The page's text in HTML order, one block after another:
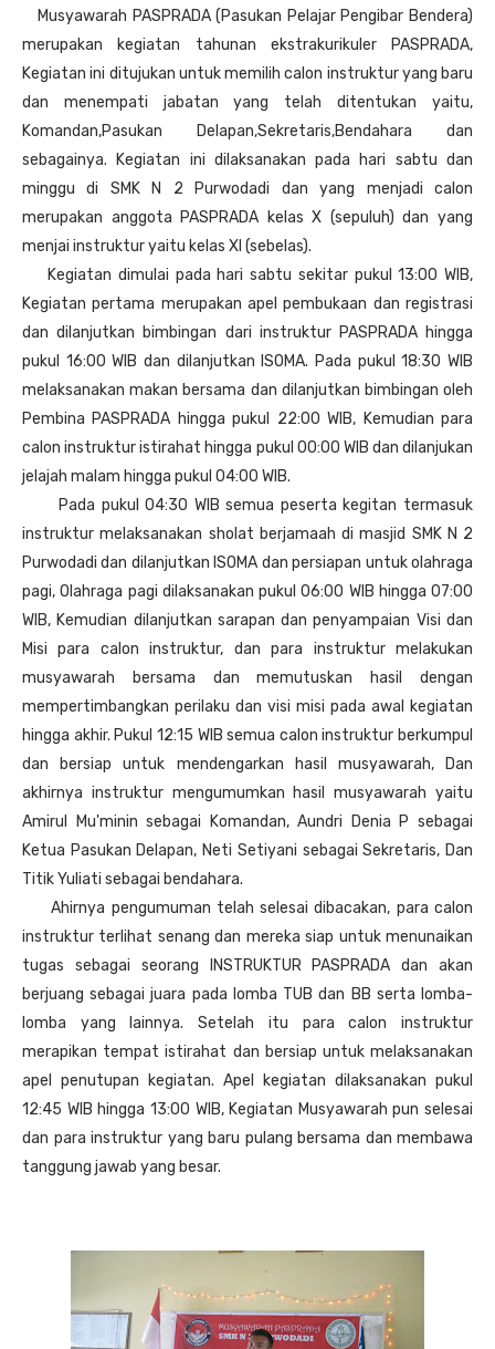
Musyawarah PASPRADA (Pasukan Pelajar Pengibar Bendera)
merupakan kegiatan tahunan ekstrakurikuler PASPRADA,
Kegiatan ini ditujukan untuk memilih calon instruktur yang baru
dan menempati jabatan yang telah ditentukan yaitu,
Komandan,Pasukan Delapan,Sekretaris,Bendahara dan
sebagainya. Kegiatan ini dilaksanakan pada hari sabtu dan
minggu di SMK N 2 Purwodadi dan yang menjadi calon
merupakan anggota PASPRADA kelas X (sepuluh) dan yang
menjai instruktur yaitu kelas XI (sebelas).
Kegiatan dimulai pada hari sabtu sekitar pukul 13:00 WIB,
Kegiatan pertama merupakan apel pembukaan dan registrasi
dan dilanjutkan bimbingan dari instruktur PASPRADA hingga
pukul 16:00 WIB dan dilanjutkan ISOMA. Pada pukul 18:30 WIB
melaksanakan makan bersama dan dilanjutkan bimbingan oleh
Pembina PASPRADA hingga pukul 22:00 WIB, Kemudian para
calon instruktur istirahat hingga pukul 00:00 WIB dan dilanjukan
jelajah malam hingga pukul 04:00 WIB.
Pada pukul 04:30 WIB semua peserta kegitan termasuk
instruktur melaksanakan sholat berjamaah di masjid SMK N 2
Purwodadi dan dilanjutkan ISOMA dan persiapan untuk olahraga
pagi, Olahraga pagi dilaksanakan pukul 06:00 WIB hingga 07:00
WIB, Kemudian dilanjutkan sarapan dan penyampaian Visi dan
Misi para calon instruktur, dan para instruktur melakukan
musyawarah bersama dan memutuskan hasil dengan
mempertimbangkan perilaku dan visi misi pada awal kegiatan
hingga akhir. Pukul 12:15 WIB semua calon instruktur berkumpul
dan bersiap untuk mendengarkan hasil musyawarah, Dan
akhirnya instruktur mengumumkan hasil musyawarah yaitu
Amirul Mu'minin sebagai Komandan, Aundri Denia P sebagai
Ketua Pasukan Delapan, Neti Setiyani sebagai Sekretaris, Dan
Titik Yuliati sebagai bendahara.
Ahirnya pengumuman telah selesai dibacakan, para calon
instruktur terlihat senang dan mereka siap untuk menunaikan
tugas sebagai seorang INSTRUKTUR PASPRADA dan akan
berjuang sebagai juara pada lomba TUB dan BB serta lomba-
lomba yang lainnya. Setelah itu para calon instruktur
merapikan tempat istirahat dan bersiap untuk melaksanakan
apel penutupan kegiatan. Apel kegiatan dilaksanakan pukul
12:45 WIB hingga 13:00 WIB, Kegiatan Musyawarah pun selesai
dan para instruktur yang baru pulang bersama dan membawa
tanggung jawab yang besar.